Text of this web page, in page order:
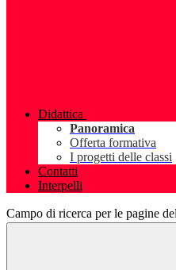
Didattica
Panoramica
Offerta formativa
I progetti delle classi
Contatti
Interpelli
Campo di ricerca per le pagine